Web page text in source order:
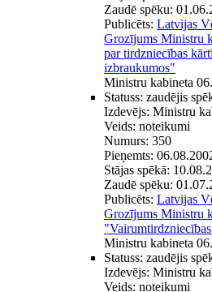
Zaudē spēku:
Publicēts: Latvijas
Grozījums Ministru
par tirdzniecības
izbraukumos"
Ministru kabineta
Statuss: zaudējis
Izdevējs: Ministru
Veids: noteikumi
Numurs: 350
Pieņemts:
Stājas spēkā:
Zaudē spēku:
Publicēts: Latvijas
Grozījums Ministru
Ministru kabineta
Statuss: zaudējis
Izdevējs: Ministru
Veids: noteikumi